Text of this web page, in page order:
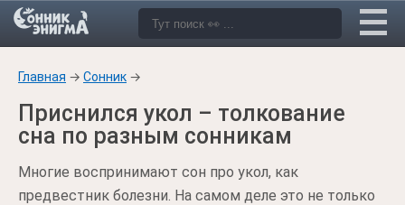
Главная → Сонник →
Приснился укол – толкование
сна по разным сонникам
Многие воспринимают сон про укол, как
предвестник болезни. На самом деле это не только